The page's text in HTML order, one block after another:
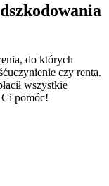
do których
czy renta.
wszystkie
pomóc!